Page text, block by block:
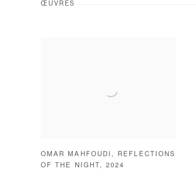
ŒUVRES
OMAR MAHFOUDI , REFLECTIONS
OF THE NIGHT ,2024